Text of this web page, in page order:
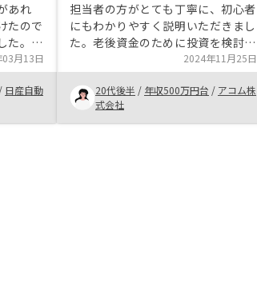
あれ
たので
た。不
持って
テップ
応頂け
を柔
決め手
月13日
/ 日産自動
担当者の方がとても丁寧に、初心者
にもわかりやすく説明いただきまし
た。老後資金のために投資を検討し
ていたのですが、貯蓄の場合・積立
NISAなどの投資の場合・不動産投
資の場合、それぞれにかかる費用を
比較しながらでしたので、非常に理
解しやすかったです。どんな小さな
2024年11月25日
20代後半 / 年収500万円台 / アコム株
式会社